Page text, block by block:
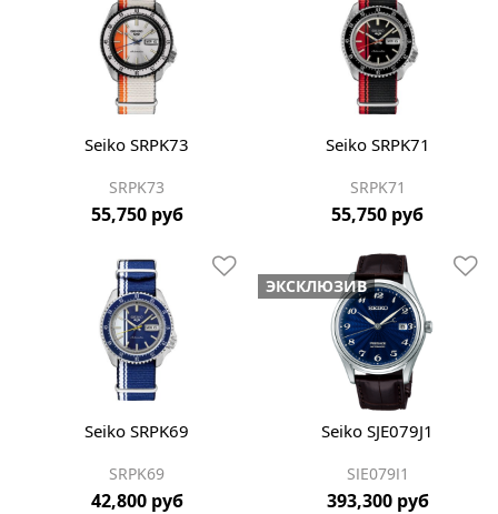
Seiko SRPK73
SRPK73
55,750 руб
Seiko SRPK71
SRPK71
55,750 руб
Seiko SRPK69
SRPK69
42,800 руб
ЭКСКЛЮЗИВ
Seiko SJE079J1
SJE079J1
393,300 руб